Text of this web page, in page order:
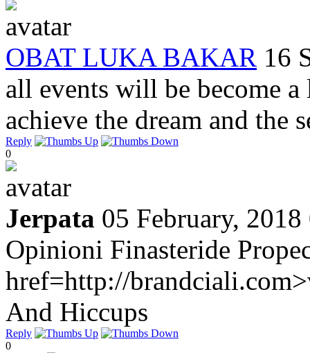
OBAT LUKA BAKAR 16
all events will be become
achieve the dream and the
Reply
0
Jerpata 05 February,
Opinioni Finasteride
href=http://
And Hiccups
Reply
0